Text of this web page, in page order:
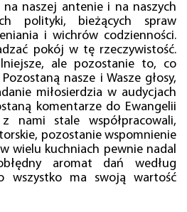
naszej antenie i na naszych
polityki, bieżących spraw
i wichrów codzienności.
pokój w tę rzeczywistość.
ale pozostanie to, co
nasze i Wasze głosy,
miłosierdzia w audycjach
komentarze do Ewangelii
nami stale współpracowali,
pozostanie wspomnienie
wielu kuchniach pewnie nadal
aromat dań według
wszystko ma swoją wartość